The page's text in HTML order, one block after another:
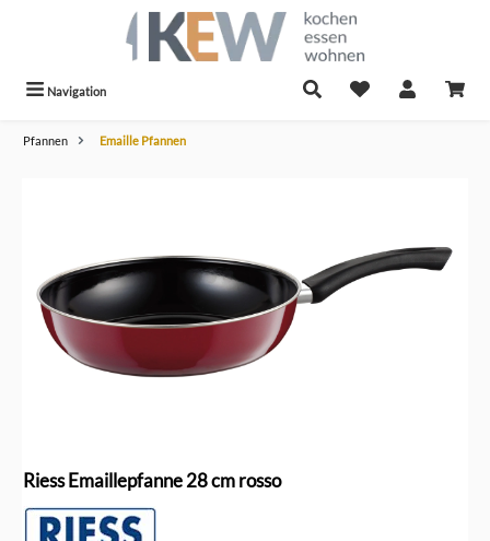
Navigation
Pfannen Emaille Pfannen
Riess Emaillepfanne 28 cm rosso